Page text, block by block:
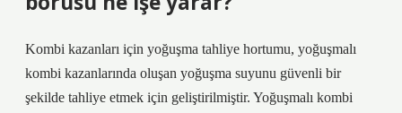
Kombi kazanları için yoğuşma tahliye hortumu, yoğuşmalı
kombi kazanlarında oluşan yoğuşma suyunu güvenli bir
şekilde tahliye etmek için geliştirilmiştir. Yoğuşmalı kombi